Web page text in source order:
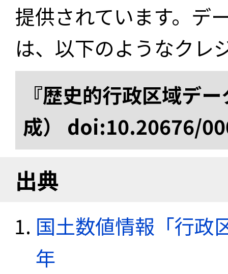
提供されています。デ
は、以下のようなクレ
『歴史的行政区域デ
成） doi:10.20676/
出典
国土数値情報「行政
年